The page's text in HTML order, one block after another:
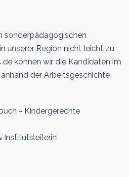
sonderpädagogischen
unserer Region nicht leicht zu
können wir die Kandidaten im
der Arbeitsgeschichte
- Kindergerechte
Institutsleiterin